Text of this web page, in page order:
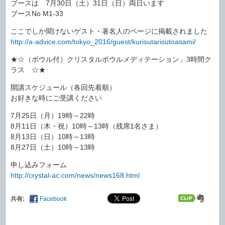
ブースは 7月30日（土）31日（日）両日います
ブースNo M1-33
ここでしか聞けないゲスト・著名人のページに掲載されました
http://a-advice.com/tokyo_2016/guest/kurisutarisutoasami/
★☆（ボウル付）クリスタルボウルメディテーション」3時間ク
ラス ☆★
開講スケジュール（各回先着順）
お好きな時にご受講ください
7月25日（月）19時～22時
8月11日（木・祝）10時～13時（残席1名さま）
8月13日（日）10時～13時
8月27日（土）10時～13時
申し込みフォーム
http://crystal-ac.com/news/news168.html
共有: Facebook